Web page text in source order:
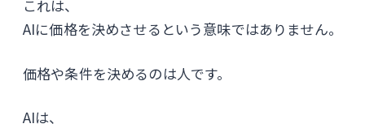
これは、
AIに価格を決めさせるという意味ではありません。
価格や条件を決めるのは人です。
AIは、